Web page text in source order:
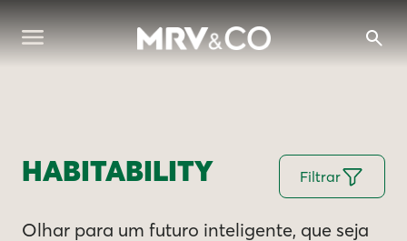
HABITABILITY Filtrar
Olhar para um futuro inteligente, que seja